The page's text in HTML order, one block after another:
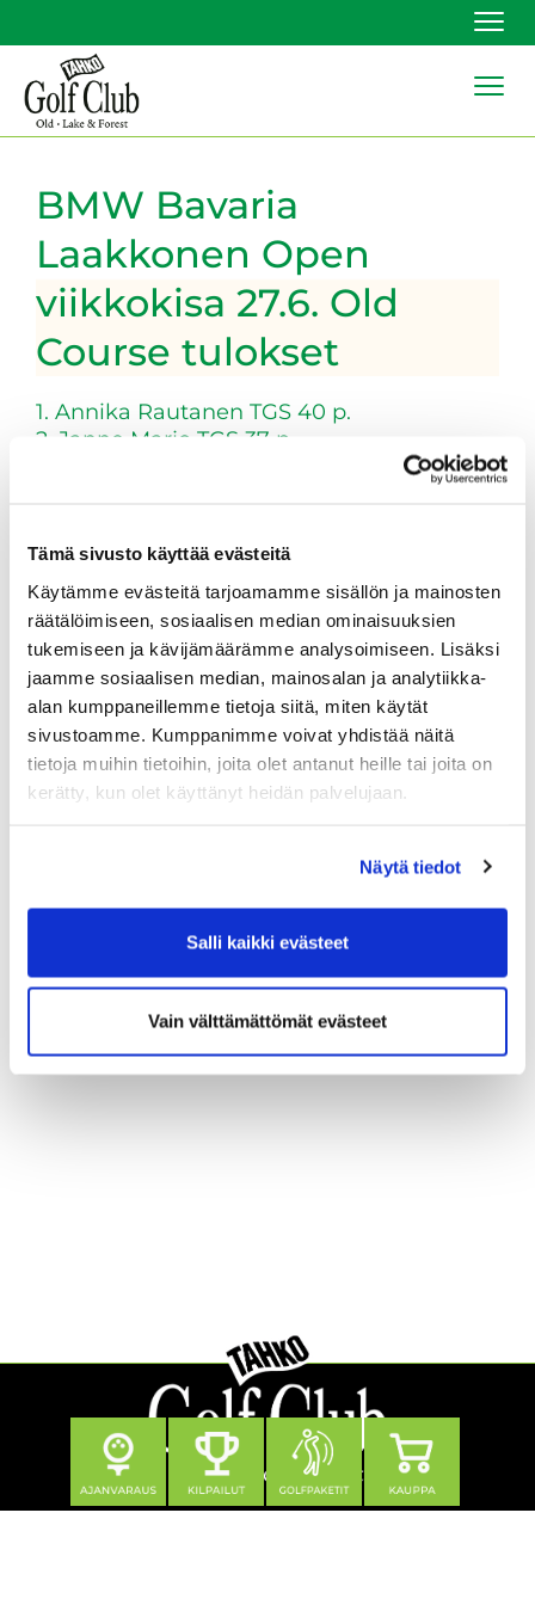
Tämä sivusto käyttää evästeitä
Käytämme evästeitä tarjoamamme sisällön ja mainosten
räätälöimiseen, sosiaalisen median ominaisuuksien
tukemiseen ja kävijämäärämme analysoimiseen. Lisäksi
jaamme sosiaalisen median, mainosalan ja analytiikka-
alan kumppaneillemme tietoja siitä, miten käytät
sivustoamme. Kumppanimme voivat yhdistää näitä
tietoja muihin tietoihin, joita olet antanut heille tai joita on
kerätty, kun olet käyttänyt heidän palvelujaan.
Näytä tiedot
Salli kaikki evästeet
Vain välttämättömät evästeet
BMW Bavaria
Laakkonen Open
viikkokisa 27.6. Old
Course tulokset
1. Annika Rautanen TGS 40 p.
2. Janne Marjo TGS 37 p.
caddiemasterilta.